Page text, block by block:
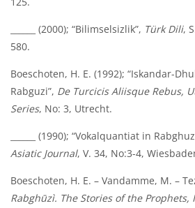
______ (2000); “Bilimselsizlik”, Türk Dili,
580.
Boeschoten, H. E. (1992); “Iskandar-
Rabguzi”, De Turcicis Aliisque Rebus,
Series, No: 3, Utrecht.
______ (1990); “Vokalquantiat in
Asiatic Journal, V. 34, No:3-4,
Boeschoten, H. E. – Vandamme, M. –
Rabghūzì. The Stories of the Prophets,